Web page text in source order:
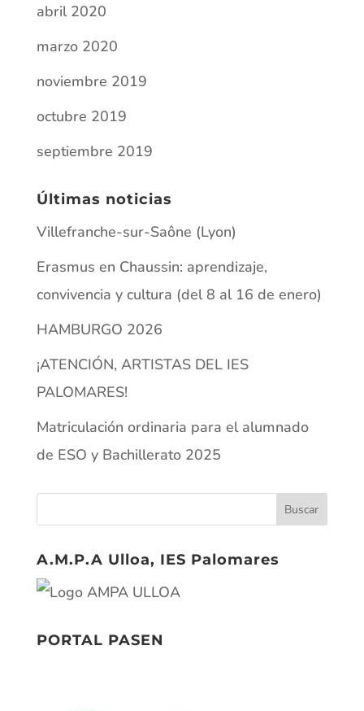
abril 2020
marzo 2020
noviembre 2019
octubre 2019
septiembre 2019
Últimas noticias
Villefranche-sur-Saône (Lyon)
Erasmus en Chaussin: aprendizaje,
convivencia y cultura (del 8 al 16 de enero)
HAMBURGO 2026
¡ATENCIÓN, ARTISTAS DEL IES
PALOMARES!
Matriculación ordinaria para el alumnado
de ESO y Bachillerato 2025
A.M.P.A Ulloa, IES Palomares
PORTAL PASEN